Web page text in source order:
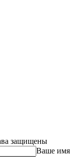
защищены
Ваше имя